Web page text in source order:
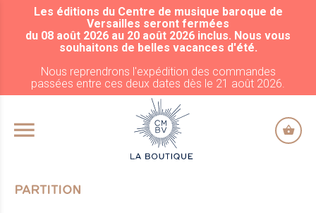
ALLER AU CONTENU PRINCIPAL
Les éditions du Centre de musique baroque de
Versailles seront fermées
du 08 août 2026 au 20 août 2026 inclus. Nous vous
souhaitons de belles vacances d'été.
Nous reprendrons l'expédition des commandes
passées entre ces deux dates dès le 21 août 2026.
PARTITION